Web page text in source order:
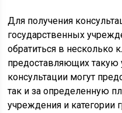
Для получения
государственных
обратиться в несколько
предоставляющих такую
консультации могут
так и за определенную
учреждения и категории